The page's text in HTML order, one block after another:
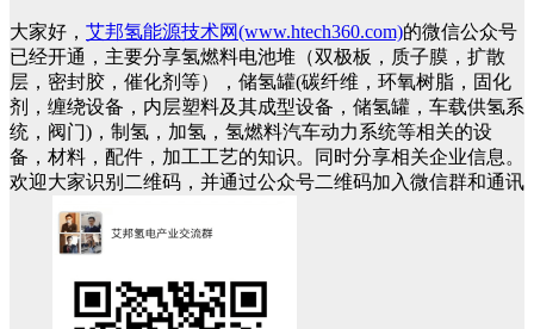
大家好， 艾邦氢能源技术网(www.htech360.com)的微信公众号
已经开通，主要分享氢燃料电池堆（双极板，质子膜，扩散
层，密封胶，催化剂等），储氢罐(碳纤维，环氧树脂，固化
剂，缠绕设备，内层塑料及其成型设备，储氢罐，车载供氢系
统，阀门)，制氢，加氢，氢燃料汽车动力系统等相关的设
备，材料，配件，加工工艺的知识。同时分享相关企业信息。
欢迎大家识别二维码，并通过公众号二维码加入微信群和通讯